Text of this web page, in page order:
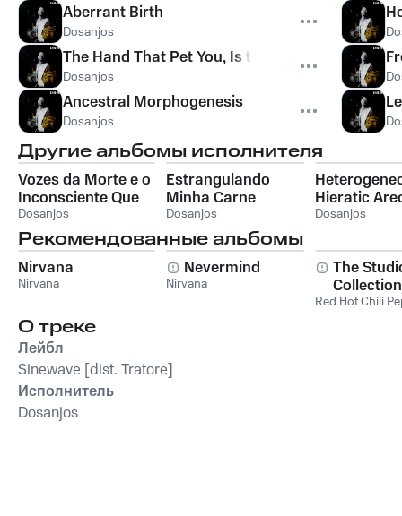
Aberrant Birth
Dosanjos
The Hand That Pet You, Is the Same That Casts
Dosanjos
Ancestral Morphogenesis
Dosanjos
Другие альбомы исполнителя
Vozes da Morte e o
Inconsciente Que
Me Assombra
Dosanjos
Estrangulando
Minha Carne
Infame
Dosanjos
Hieratic
Dosanjos
Рекомендованные альбомы
Nirvana
Nirvana
Nevermind
Nirvana
The
Collection
Red Hot Chili
О треке
Лейбл
Sinewave [dist. Tratore]
Исполнитель
Dosanjos